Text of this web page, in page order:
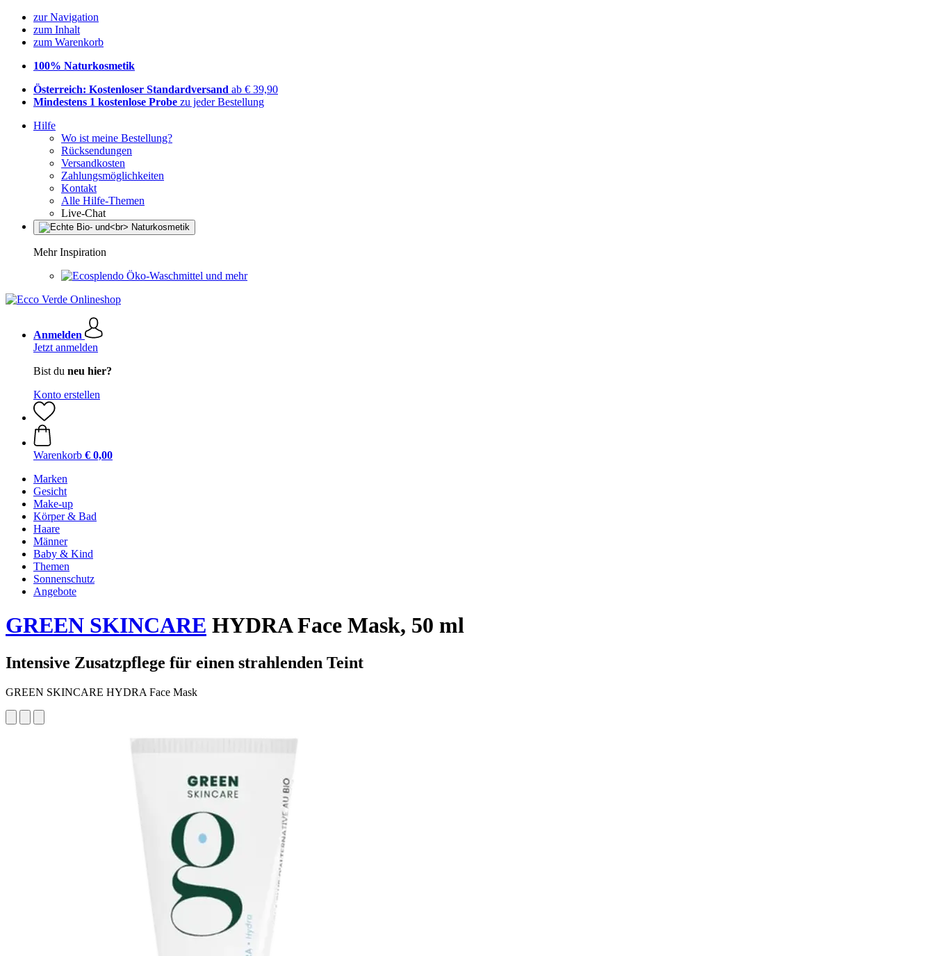
zur Navigation
zum Inhalt
zum Warenkorb
100% Naturkosmetik
Österreich: Kostenloser Standardversand ab € 39,90
Mindestens 1 kostenlose Probe zu jeder Bestellung
Hilfe
Wo ist meine Bestellung?
Rücksendungen
Versandkosten
Zahlungsmöglichkeiten
Kontakt
Alle Hilfe-Themen
Live-Chat
Mehr Inspiration
Öko-Waschmittel und mehr
Anmelden
Jetzt anmelden
Bist du neu hier?
Konto erstellen
Warenkorb € 0,00
Marken
Gesicht
Make-up
Körper & Bad
Haare
Männer
Baby & Kind
Themen
Sonnenschutz
Angebote
GREEN SKINCARE HYDRA Face Mask, 50 ml
Intensive Zusatzpflege für einen strahlenden Teint
GREEN SKINCARE HYDRA Face Mask